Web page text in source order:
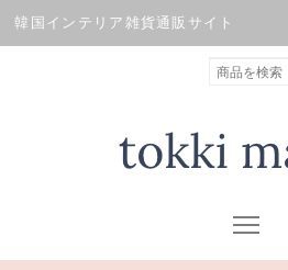
韓国インテリア雑貨通販サイト